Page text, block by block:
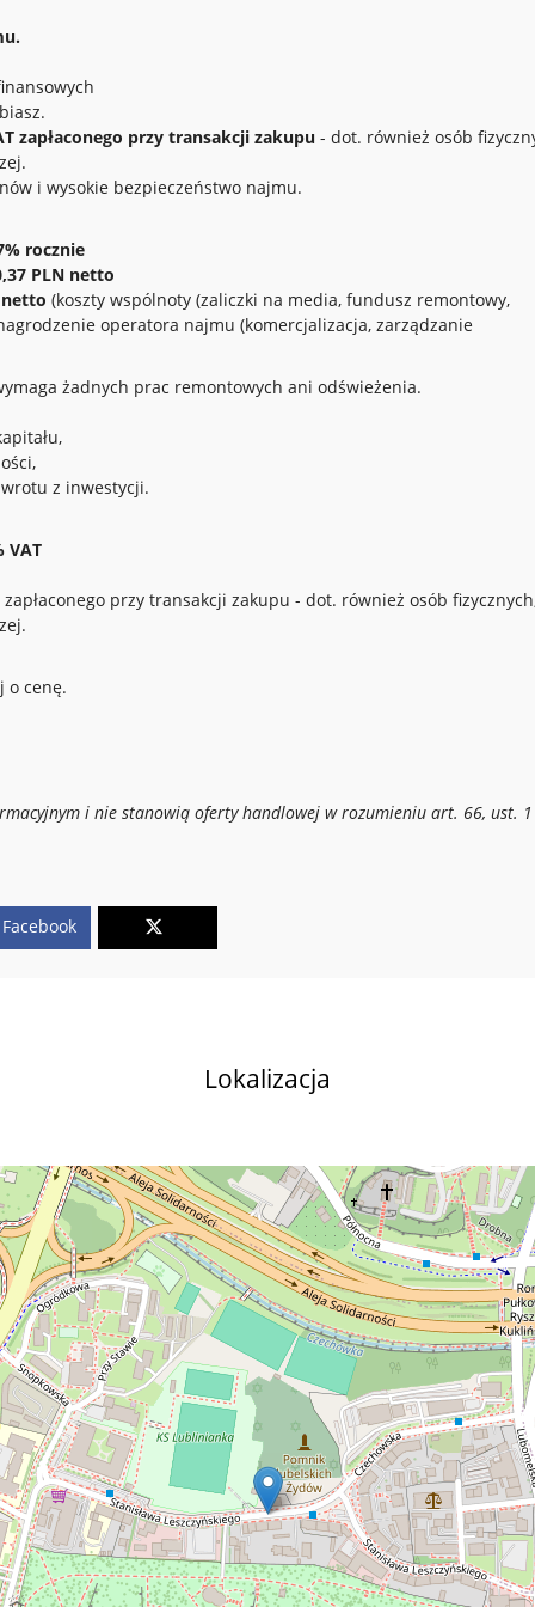
zapłaconego przy transakcji zakupu - dot. również osób
i wysokie bezpieczeństwo najmu.
rocznie
PLN netto
netto (koszty wspólnoty (zaliczki na media, fundusz remontowy,
operatora najmu (komercjalizacja, zarządzanie
żadnych prac remontowych ani odświeżenia.
z inwestycji.
VAT
przy transakcji zakupu - dot. również osób
o cenę.
i nie stanowią oferty handlowej w rozumieniu art. 66, ust. 1
Lokalizacja